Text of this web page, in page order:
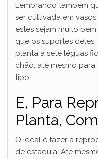
Lembrando também
ser cultivada em
estes sejam muito
que os suportes
planta a sete léguas
chão, até mesmo
tipo.
E, Para
Planta,
O ideal é fazer a
de estaquia. Até